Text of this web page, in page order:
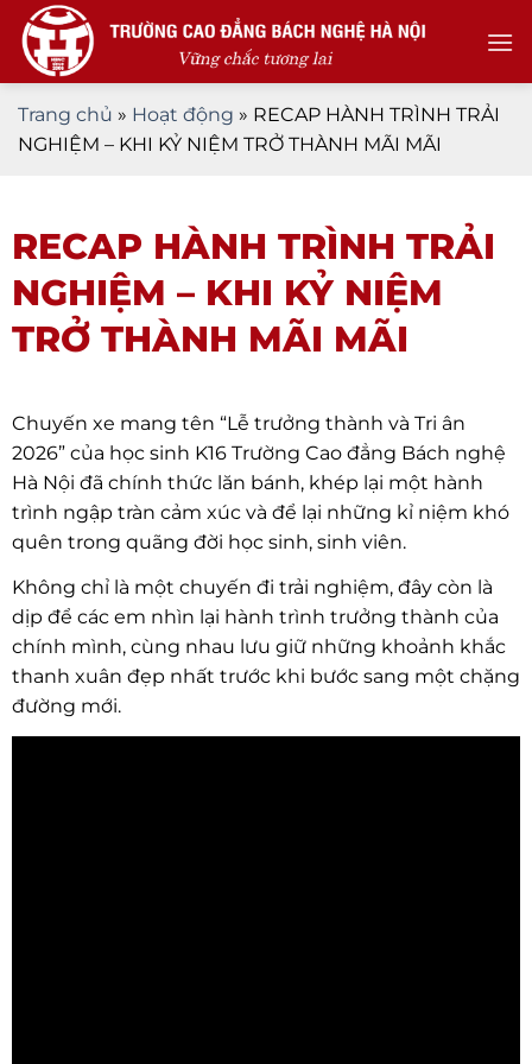
Skip
content
Trang chủ » Hoạt động » RECAP HÀNH TRÌNH TRẢI
NGHIỆM – KHI KỶ NIỆM TRỞ THÀNH MÃI MÃI
RECAP HÀNH TRÌNH TRẢI
NGHIỆM – KHI KỶ NIỆM
TRỞ THÀNH MÃI MÃI
Chuyến xe mang tên “Lễ trưởng thành và Tri ân
2026” của học sinh K16 Trường Cao đẳng Bách nghệ
Hà Nội đã chính thức lăn bánh, khép lại một hành
trình ngập tràn cảm xúc và để lại những kỉ niệm khó
quên trong quãng đời học sinh, sinh viên.
Không chỉ là một chuyến đi trải nghiệm, đây còn là
dịp để các em nhìn lại hành trình trưởng thành của
chính mình, cùng nhau lưu giữ những khoảnh khắc
thanh xuân đẹp nhất trước khi bước sang một chặng
đường mới.